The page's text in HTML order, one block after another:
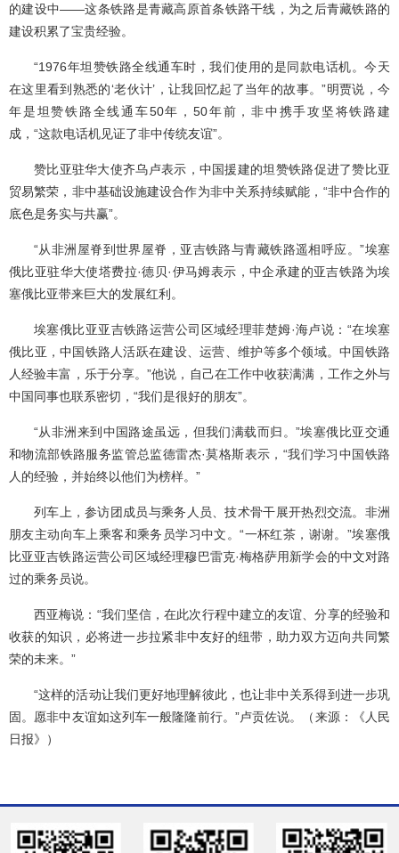
的建设中——这条铁路是青藏高原首条铁路干线，为之后青藏铁路的
建设积累了宝贵经验。
“1976年坦赞铁路全线通车时，我们使用的是同款电话机。今天
在这里看到熟悉的‘老伙计’，让我回忆起了当年的故事。”明贾说，今
年是坦赞铁路全线通车50年，50年前，非中携手攻坚将铁路建
成，“这款电话机见证了非中传统友谊”。
赞比亚驻华大使齐乌卢表示，中国援建的坦赞铁路促进了赞比亚
贸易繁荣，非中基础设施建设合作为非中关系持续赋能，“非中合作的
底色是务实与共赢”。
“从非洲屋脊到世界屋脊，亚吉铁路与青藏铁路遥相呼应。”埃塞
俄比亚驻华大使塔费拉·德贝·伊马姆表示，中企承建的亚吉铁路为埃
塞俄比亚带来巨大的发展红利。
埃塞俄比亚亚吉铁路运营公司区域经理菲楚姆·海卢说：“在埃塞
俄比亚，中国铁路人活跃在建设、运营、维护等多个领域。中国铁路
人经验丰富，乐于分享。”他说，自己在工作中收获满满，工作之外与
中国同事也联系密切，“我们是很好的朋友”。
“从非洲来到中国路途虽远，但我们满载而归。”埃塞俄比亚交通
和物流部铁路服务监管总监德雷杰·莫格斯表示，“我们学习中国铁路
人的经验，并始终以他们为榜样。”
列车上，参访团成员与乘务人员、技术骨干展开热烈交流。非洲
朋友主动向车上乘客和乘务员学习中文。“一杯红茶，谢谢。”埃塞俄
比亚亚吉铁路运营公司区域经理穆巴雷克·梅格萨用新学会的中文对路
过的乘务员说。
西亚梅说：“我们坚信，在此次行程中建立的友谊、分享的经验和
收获的知识，必将进一步拉紧非中友好的纽带，助力双方迈向共同繁
荣的未来。”
“这样的活动让我们更好地理解彼此，也让非中关系得到进一步巩
固。愿非中友谊如这列车一般隆隆前行。”卢贡佐说。（来源：《人民
日报》）